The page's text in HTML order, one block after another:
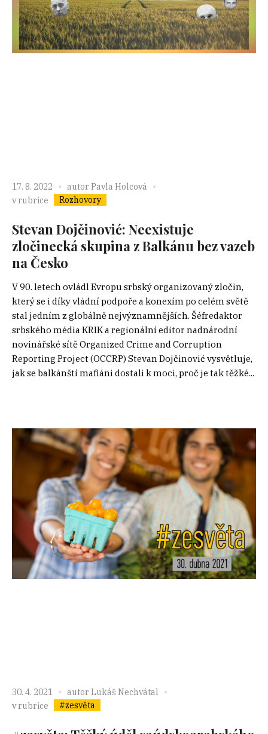
17. 8. 2022 autor Pavla Holcová
v rubrice
Rozhovory
Stevan Dojčinović: Neexistuje
zločinecká skupina z Balkánu bez vazeb
na Česko
V 90. letech ovládl Evropu srbský organizovaný zločin,
který se i díky vládní podpoře a konexím po celém světě
stal jedním z globálně nejvýznamnějších. Šéfredaktor
srbského média KRIK a regionální editor nadnárodní
novinářské sítě Organized Crime and Corruption
Reporting Project (OCCRP) Stevan Dojčinović vysvětluje,
jak se balkánští mafiáni dostali k moci, proč je tak těžké...
30. 4. 2021 autor Lukáš Nechvátal
v rubrice
#zesvěta